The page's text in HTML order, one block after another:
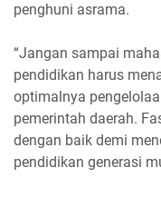
penghuni asrama.
“Jangan sampai
pendidikan harus
optimalnya
pemerintah daerah.
dengan baik demi
pendidikan generasi